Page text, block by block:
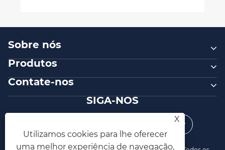
Sobre nós
Produtos
Contate-nos
SIGA-NOS
X
Utilizamos cookies para lhe oferecer
uma melhor experiência de navegação,